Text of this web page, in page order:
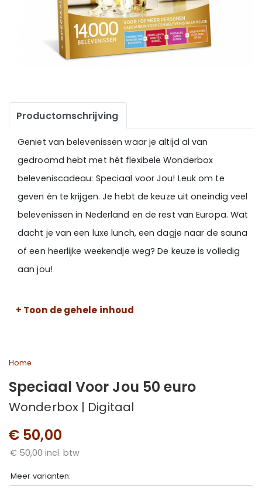
Productomschrijving
Geniet van belevenissen waar je altijd al van
gedroomd hebt met hét flexibele Wonderbox
beleveniscadeau: Speciaal voor Jou! Leuk om te
geven én te krijgen. Je hebt de keuze uit oneindig veel
belevenissen in Nederland en de rest van Europa. Wat
dacht je van een luxe lunch, een dagje naar de sauna
of een heerlijke weekendje weg? De keuze is volledig
aan jou!
cadeau >
waarde product?
+ Toon de gehele inhoud
Home
Speciaal Voor Jou 50 euro
Wonderbox | Digitaal
€ 50,00
€ 50,00 incl. btw
Meer varianten: